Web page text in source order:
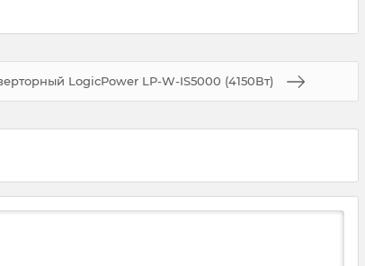
LogicPower LP-W-IS5000 (4150Вт)